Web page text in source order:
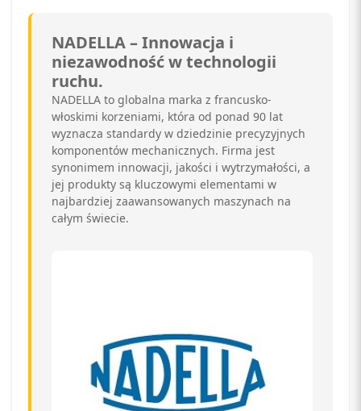
NADELLA – Innowacja i
niezawodność w technologii
ruchu.
NADELLA to globalna marka z francusko-
włoskimi korzeniami, która od ponad 90 lat
wyznacza standardy w dziedzinie precyzyjnych
komponentów mechanicznych. Firma jest
synonimem innowacji, jakości i wytrzymałości, a
jej produkty są kluczowymi elementami w
najbardziej zaawansowanych maszynach na
całym świecie.